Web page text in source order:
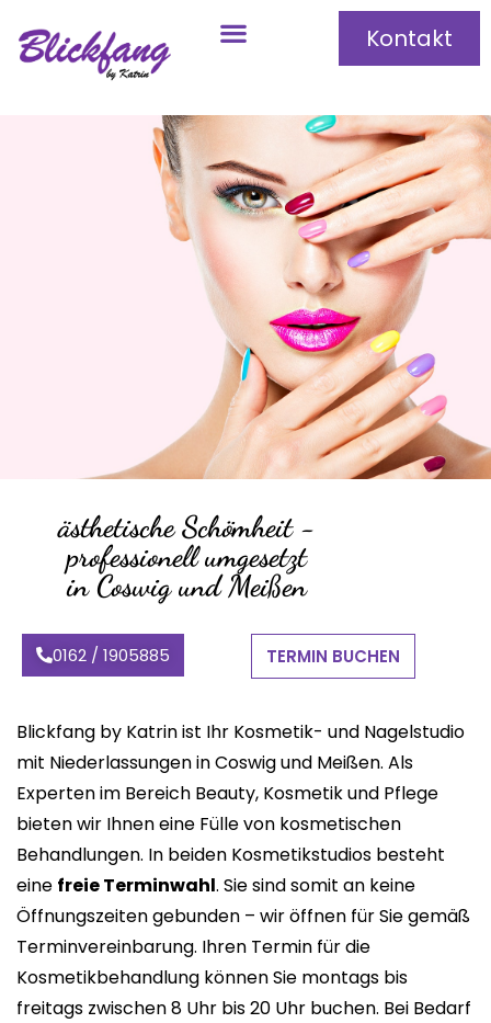
Kontakt
ästhetische Schömheit -
professionell umgesetzt
in Coswig und Meißen
0162 / 1905885 TERMIN BUCHEN
Blickfang by Katrin ist Ihr Kosmetik- und Nagelstudio
mit Niederlassungen in Coswig und Meißen. Als
Experten im Bereich Beauty, Kosmetik und Pflege
bieten wir Ihnen eine Fülle von kosmetischen
Behandlungen. In beiden Kosmetikstudios besteht
eine freie Terminwahl. Sie sind somit an keine
Öffnungszeiten gebunden – wir öffnen für Sie gemäß
Terminvereinbarung. Ihren Termin für die
Kosmetikbehandlung können Sie montags bis
freitags zwischen 8 Uhr bis 20 Uhr buchen. Bei Bedarf